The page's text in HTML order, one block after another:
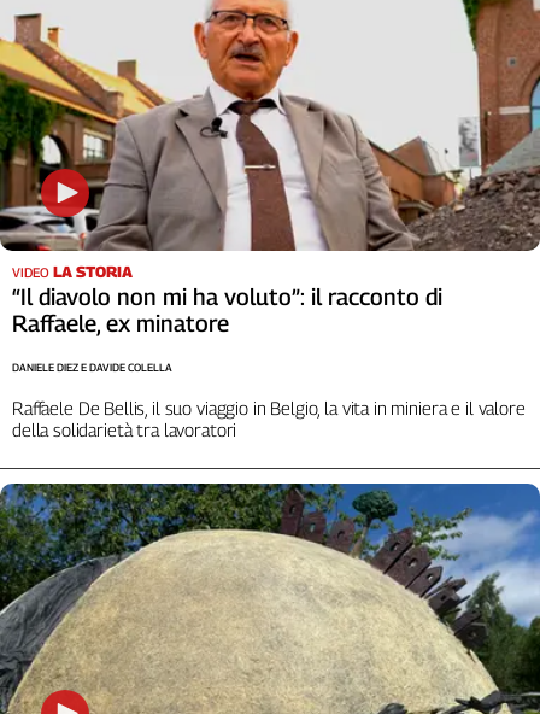
VIDEO LA STORIA
“Il diavolo non mi ha voluto”: il racconto di
Raffaele, ex minatore
Raffaele De Bellis, il suo viaggio in Belgio, la vita in miniera e il valore
della solidarietà tra lavoratori
DANIELE DIEZ E DAVIDE COLELLA